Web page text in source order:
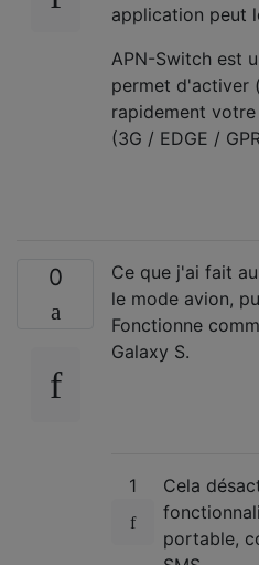
application peut
APN-Switch est
permet d'activer
rapidement
(3G / EDGE /
0
Ce que j'ai fait
le mode avion,
Fonctionne
Galaxy S.
1
Cela
portable,